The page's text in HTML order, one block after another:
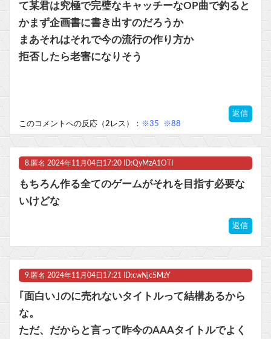
て某君は究極で完璧なキャッチーなOP曲で釣ると
かまず企画書に書き出すのだろうか
まあそれはそれで今の流行の作り方か
拒否したら老害になりそう
返信
このコメントへの反応（2レス）： ※35 ※88
8. 匿名 2024年11月04日17:20 ID:QyMzA1OTI
もちろん作る全てのゲームがそれを目指す必要な
いけどな
返信
9. 匿名 2024年11月04日17:21 ID:cwNjc5MzY
｢面白い｣のに売れないタイトルって結構あるから
な。
ただ、だからと言って昨今のAAAタイトルでよく